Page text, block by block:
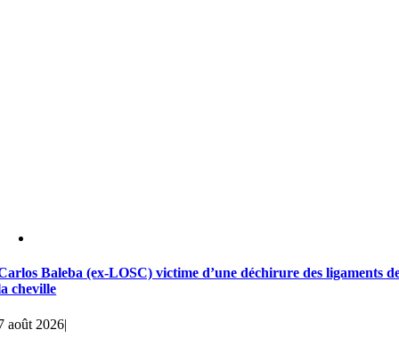
Baleba (ex-LOSC) victime d’une déchirure des ligaments
cheville
août 2026|